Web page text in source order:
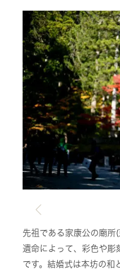
先祖である家康公の廟所
遺命によって、彩色や彫
です。結婚式は本坊の和